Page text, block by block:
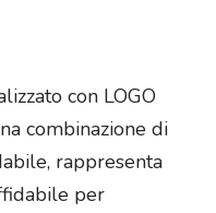
con LOGO
combinazione di
rappresenta
per